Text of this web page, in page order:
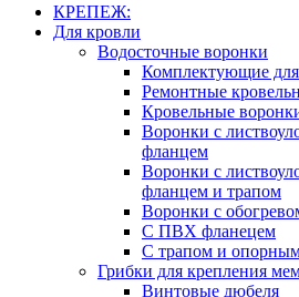
КРЕПЕЖ:
Для кровли
Водосточные воронки
Комплектующие
Ремонтные
Кровельные
Воронки с
фланцем
Воронки с
фланцем и трапом
Воронки с
С ПВХ фланецем
С трапом и
Грибки для крепления
Винтовые дюбеля